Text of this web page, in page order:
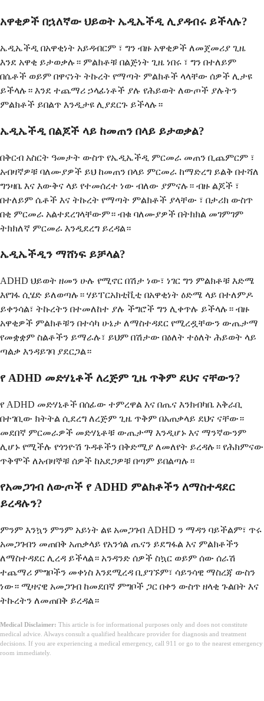
አዋቂዎች በኋለኛው ህይወት ኤዲኤችዲ ሊያዳብሩ ይችላሉ?
ኤዲኤችዲ በአዋቂነት አይዳብርም ፣ ግን ብዙ አዋቂዎች ለመጀመሪያ ጊዜ
እንደ አዋቂ ይታወቃሉ። ምልክቶቹ በልጅነት ጊዜ ነበሩ ፣ ግን በተለይም
በሴቶች ወይም በዋናነት ትኩረት የማጣት ምልክቶች ላላቸው ሰዎች ሊታዩ
ይችላሉ። እንደ ተጨማሪ ኃላፊነቶች ያሉ የሕይወት ለውጦች ያሉትን
ምልክቶች ይበልጥ እንዲታዩ ሊያደርጉ ይችላሉ።
ኤዲኤችዲ በልጆች ላይ ከመጠን በላይ ይታወቃል?
በቅርብ አስርት ዓመታት ውስጥ የኤዲኤችዲ ምርመራ መጠን ቢጨምርም ፣
አብዛኛዎቹ ባለሙያዎች ይህ ከመጠን በላይ ምርመራ ከማድረግ ይልቅ በተሻለ
ግንዛቤ እና እውቅና ላይ የተመሰረተ ነው ብለው ያምናሉ። ብዙ ልጆች ፣
በተለይም ሴቶች እና ትኩረት የማጣት ምልክቶች ያላቸው ፣ በታሪክ ውስጥ
በቂ ምርመራ አልተደረገላቸውም። ብቁ ባለሙያዎች በትክክል መገምገም
ትክክለኛ ምርመራ እንዲደረግ ይረዳል።
ኤዲኤችዲን ማሸነፍ ይቻላል?
ADHD ህይወት ዘመን ሁሉ የሚኖር በሽታ ነው፣ ነገር ግን ምልክቶቹ እድሜ
እየገፋ ሲሄድ ይለወጣሉ። ሃይፐርአክቲቪቲ በአዋቂነት ዕድሜ ላይ በተለምዶ
ይቀንሳል፣ ትኩረትን በተመለከተ ያሉ ችግሮች ግን ሊቀጥሉ ይችላሉ። ብዙ
አዋቂዎች ምልክቶቹን በተሳካ ሁኔታ ለማስተዳደር የሚረዷቸውን ውጤታማ
የመቋቋም ስልቶችን ይማራሉ፣ ይህም በሽታው በዕለት ተዕለት ሕይወት ላይ
ጣልቃ እንዳይገባ ያደርጋል።
የ ADHD መድሃኒቶች ለረጅም ጊዜ ጥቅም ደህና ናቸውን?
የ ADHD መድሃኒቶች በሰፊው ተምረዋል እና በጤና እንክብካቤ አቅራቢ
በተገቢው ክትትል ሲደረግ ለረጅም ጊዜ ጥቅም በአጠቃላይ ደህና ናቸው።
መደበኛ ምርመራዎች መድሃኒቶቹ ውጤታማ እንዲሆኑ እና ማንኛውንም
ሊሆኑ የሚችሉ የጎንዮሽ ጉዳቶችን በቅድሚያ ለመለየት ይረዳሉ። የሕክምናው
ጥቅሞች ለአብዛኞቹ ሰዎች ከአደጋዎቹ በጣም ይበልጣሉ።
የአመጋገብ ለውጦች የ ADHD ምልክቶችን ለማስተዳደር
ይረዳሉን?
ምንም እንኳን ምንም አይነት ልዩ አመጋገብ ADHD ን ማዳን ባይችልም፣ ጥሩ
አመጋገብን መጠበቅ አጠቃላይ የአንጎል ጤናን ይደግፋል እና ምልክቶችን
ለማስተዳደር ሊረዳ ይችላል። አንዳንድ ሰዎች ስኳር ወይም ሰው ሰራሽ
ተጨማሪ ምግቦችን መቀነስ እንደሚረዳ ቢያገኙም፣ ሳይንሳዊ ማስረጃ ውስን
ነው። ሚዛናዊ አመጋገብ ከመደበኛ ምግቦች ጋር በቀን ውስጥ ዘላቂ ጉልበት እና
ትኩረትን ለመጠበቅ ይረዳል።
Medical Disclaimer: This article is for informational purposes only and does not constitute
medical advice. Always consult a qualified healthcare provider for diagnosis and treatment
decisions. If you are experiencing a medical emergency, call 911 or go to the nearest emergency
room immediately.